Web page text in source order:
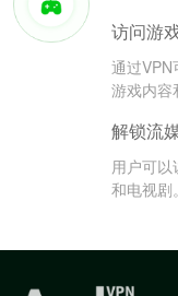
访问游
通过VPN
游戏内容
解锁流
用户可
和电视剧。